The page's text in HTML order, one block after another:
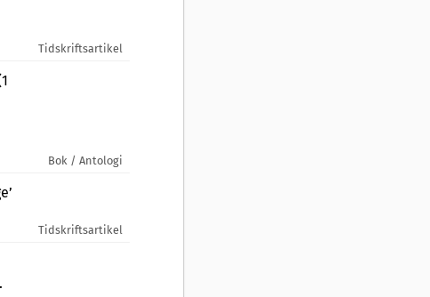
Tidskriftsartikel
Bok / Antologi
Tidskriftsartikel